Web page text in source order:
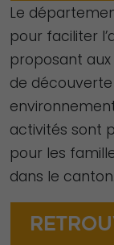
Le
pour faciliter
proposant
de
activités sont
pour les
dans le canton.